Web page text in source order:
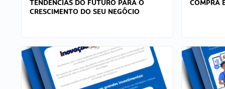
TENDÊNCIAS DO FUTURO PARA O
CRESCIMENTO DO SEU NEGÓCIO
COMPRA